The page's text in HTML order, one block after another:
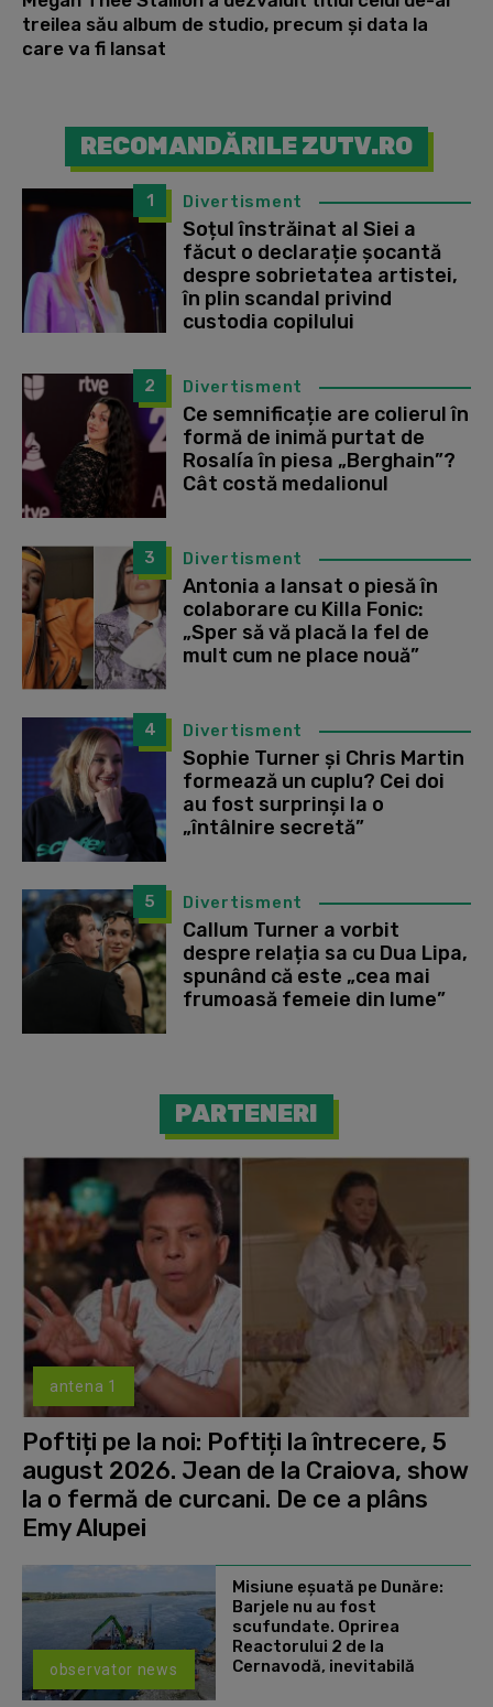
treilea său album de studio, precum și data la
care va fi lansat
RECOMANDĂRILE ZUTV.RO
1 Divertisment
Soțul înstrăinat al Siei a
făcut o declarație șocantă
despre sobrietatea artistei,
în plin scandal privind
custodia copilului
2 Divertisment
Ce semnificație are colierul în
formă de inimă purtat de
Rosalía în piesa „Berghain”?
Cât costă medalionul
3 Divertisment
Antonia a lansat o piesă în
colaborare cu Killa Fonic:
„Sper să vă placă la fel de
mult cum ne place nouă”
4 Divertisment
Sophie Turner și Chris Martin
formează un cuplu? Cei doi
au fost surprinși la o
„întâlnire secretă”
5 Divertisment
Callum Turner a vorbit
despre relația sa cu Dua Lipa,
spunând că este „cea mai
frumoasă femeie din lume”
PARTENERI
antena 1
Poftiți pe la noi: Poftiți la întrecere, 5
august 2026. Jean de la Craiova, show
la o fermă de curcani. De ce a plâns
Emy Alupei
observator news
Misiune eșuată pe Dunăre:
Barjele nu au fost
scufundate. Oprirea
Reactorului 2 de la
Cernavodă, inevitabilă